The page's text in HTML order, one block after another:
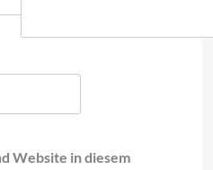
Website in diesem